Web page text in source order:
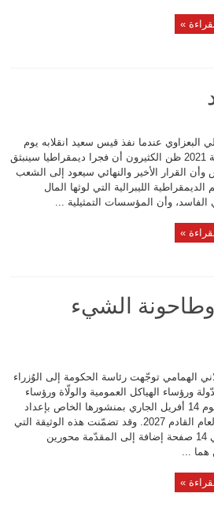
»
البعزاوي عندما نفذ قيس سعيد انقلابه يوم
25 جويلية 2021 ظن الكثيرون أن فجرا ديمقراطيا سينبثق
القرار الأخير والنهائي سيعود إلى الشعب
الديمقراطية الليبرالية التي لوثها المال
الفاسد، وأن المؤسسات التمثيلية ...
»
ملامح ميزانية العام القادم 2027 وطاحونة الشيء
الهمامي توجّهت رئاسة الحكومة إلى الوُزراء
ورؤساء الهياكل العمومية والولّاة ورؤساء
البرامج يوم 14 أفريل الجاري بمنشورها الخاص بإعداد
ميزانية العام القادم 2027. وقد تضمّنت هذه الوثيقة التي
جاءت في 14 صفحة إضافة إلى المقدّمة محورين
هما ...
»